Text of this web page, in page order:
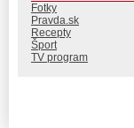
Fotky
Pravda.sk
Recepty
Šport
TV program